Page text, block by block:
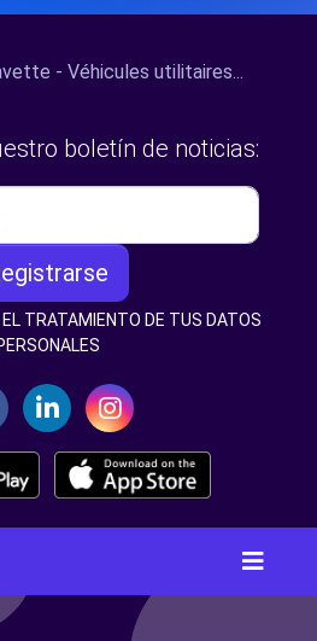
- Véhicules utilitaires...
boletín de noticias:
EL TRATAMIENTO DE TUS DATOS